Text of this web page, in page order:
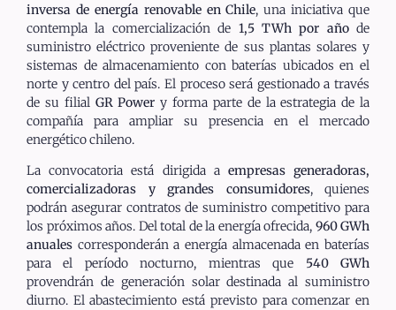
inversa de energía renovable en Chile, una iniciativa que
contempla la comercialización de 1,5 TWh por añode
suministro eléctrico proveniente de sus plantas solares y
sistemas de almacenamiento con baterías ubicados en el
norte y centro del país. El proceso será gestionado a través
de su filial GR Power y forma parte de la estrategia de la
compañía para ampliar su presencia en el mercado
energético chileno.
La convocatoria está dirigida a empresas generadoras,
comercializadoras y grandes consumidores, quienes
podrán asegurar contratos de suministro competitivo para
los próximos años. Del total de la energía ofrecida, 960 GWh
anuales corresponderán a energía almacenada en baterías
para el período nocturno, mientras que 540 GWh
provendrán de generación solar destinada al suministro
diurno. El abastecimiento está previsto para comenzar en